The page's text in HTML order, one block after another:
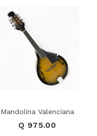
Mandolina Valenciana
Q 975.00